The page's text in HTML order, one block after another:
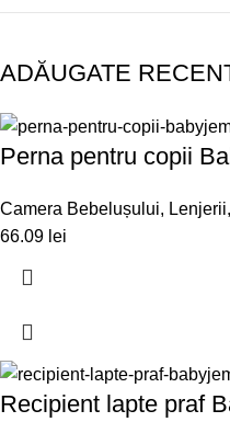
ADĂUGATE
Perna pentru copii
Camera Bebelușului,
66.09 lei
Recipient lapte praf